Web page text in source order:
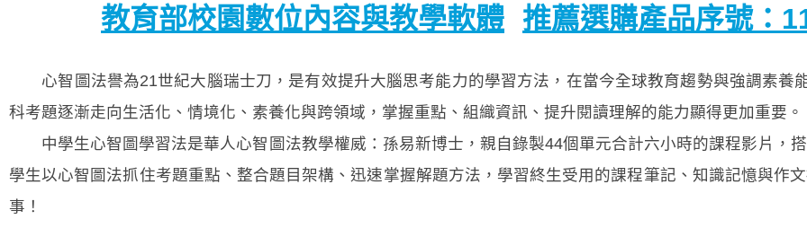
教育部校園數位內容與教學軟體 推薦選購產品序號：
心智圖法譽為21世紀大腦瑞士刀，是有效提升大腦思考能力的學習方法，在當今全球教育趨勢與強調素養
科考題逐漸走向生活化、情境化、素養化與跨領域，掌握重點、組織資訊、提升閱讀理解的能力顯得更加重要。
中學生心智圖學習法是華人心智圖法教學權威：孫易新博士，親自錄製44個單元合計六小時的課程影片，
學生以心智圖法抓住考題重點、整合題目架構、迅速掌握解題方法，學習終生受用的課程筆記、知識記憶與作
事！